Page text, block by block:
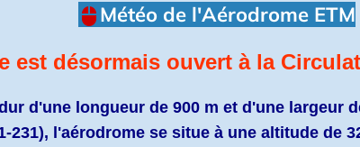
Météo de l'Aérodrome ETM
est désormais ouvert à la
d'une longueur de 900 m et d'une largeur
231), l'aérodrome se situe à une altitude de